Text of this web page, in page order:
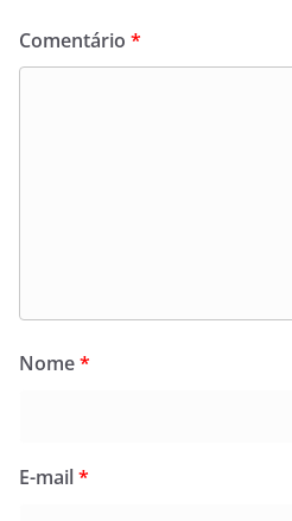
Comentário *
Nome*
E-mail*